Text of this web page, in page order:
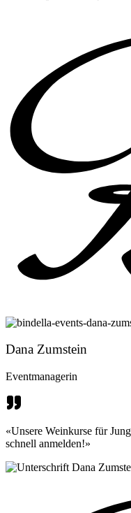
Dana Zumstein
Eventmanagerin
«Unsere Weinkurse für
schnell anmelden!»